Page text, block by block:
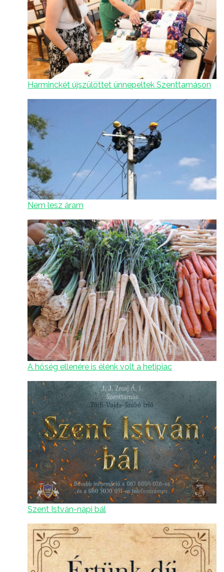
Harminckét újszülöttet ünnepeltek Szenttamáson
Nem lesz áram
A hőség ellenére is élénk volt a hetipiac
Szent István-napi bál